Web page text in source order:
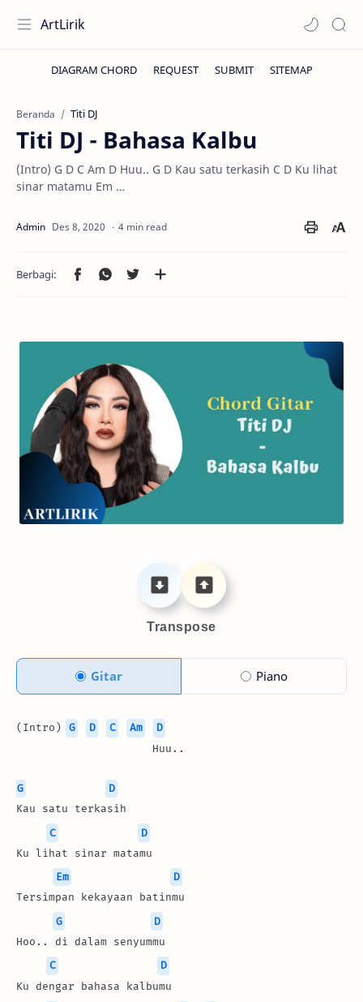
ArtLirik
Beranda Titi DJ
Titi DJ - Bahasa Kalbu
(Intro) G D C Am D Huu.. G D Kau satu terkasih C D Ku lihat
sinar matamu Em …
4 min read
Transpose
Gitar Piano
(Intro) G D C Am
D
                     Huu..
G
D
Kau satu terkasih
C
D
Ku lihat sinar matamu
Em
D
Tersimpan kekayaan batinmu
G
D
Hoo.. di dalam senyummu
C
D
Ku dengar bahasa kalbumu